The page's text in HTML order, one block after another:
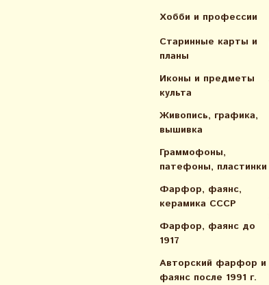
Хобби и профессии
Старинные карты и
планы
Иконы и предметы
культа
Живопись, графика,
вышивка
Граммофоны,
патефоны, пластинки
Фарфор, фаянс,
керамика СССР
Фарфор, фаянс до
1917
Авторский фарфор и
фаянс после 1991 г.